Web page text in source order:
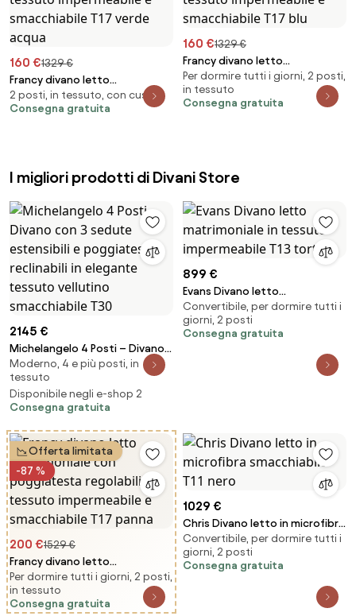
160 €1329 €
Francy divano letto
matrimoniale con poggiatesta
regolabili in tessuto
2 posti, in tessuto, con cuscini
Consegna gratuita
160 €1329 €
Francy divano letto
matrimoniale con poggiatesta
regolabili in tessuto
impermeabile e smacchiabile
Per dormire tutti i giorni, 2 posti,
in tessuto
Consegna gratuita
I migliori prodotti di Divani Store
2145 €
Michelangelo 4 Posti – Divano
con 3 sedute estensibili e
poggiatesta reclinabili in
elegante tessuto vellutino
smacchiabile T30
Moderno, 4 e più posti, in
tessuto
Disponibile negli e-shop 2
Consegna gratuita
899 €
Evans Divano letto
matrimoniale in tessuto
impermeabile T13 tortora
Convertibile, per dormire tutti i
giorni, 2 posti
Consegna gratuita
Offerta limitata
-87 %
200 €1529 €
Francy divano letto
matrimoniale con poggiatesta
regolabili in tessuto
impermeabile e smacchiabile
Per dormire tutti i giorni, 2 posti,
in tessuto
Consegna gratuita
1029 €
Chris Divano letto in microfibra
smacchiabile T11 nero
Convertibile, per dormire tutti i
giorni, 2 posti
Consegna gratuita